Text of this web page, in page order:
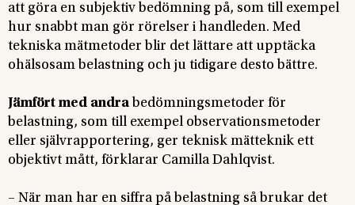
att göra en subjektiv bedömning på, som till exempel
hur snabbt man gör rörelser i handleden. Med
tekniska mätmetoder blir det lättare att upptäcka
ohälsosam belastning och ju tidigare desto bättre.
Jämfört med andra bedömningsmetoder för
belastning, som till exempel observationsmetoder
eller självrapportering, ger teknisk mätteknik ett
objektivt mått, förklarar Camilla Dahlqvist.
– När man har en siffra på belastning så brukar det